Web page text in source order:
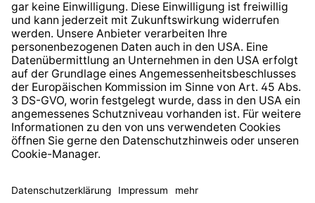
* Alle Preise inkl. gesetzl. Mehrwertsteuer zzgl.
anders angegeben.